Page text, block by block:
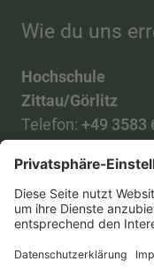
Wie du uns
Hochschule
Zittau/Görlitz
Telefon: +49 3583
Mail: